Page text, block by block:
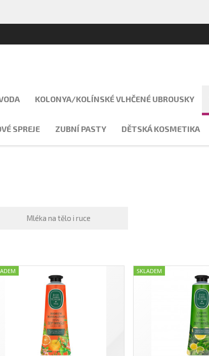
KOLONYA/KOLÍNSKÉ VLHČENÉ UBROUSKY
SPREJE ZUBNÍ PASTY DĚTSKÁ KOSMETIKA
Mléka na tělo i ruce
SKLADEM